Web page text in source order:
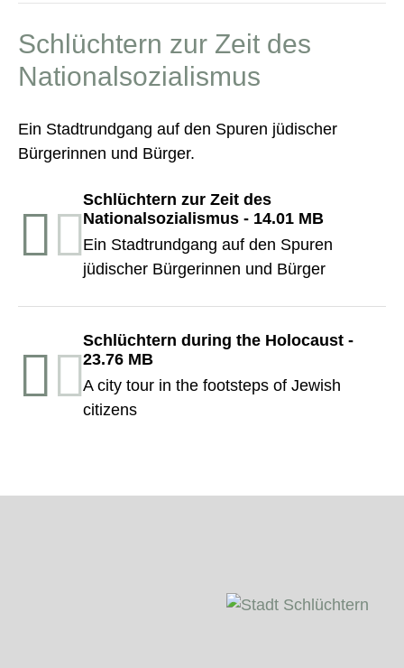
Schlüchtern zur Zeit des
Nationalsozialismus
Ein Stadtrundgang auf den Spuren jüdischer
Bürgerinnen und Bürger.
Schlüchtern zur Zeit des
Nationalsozialismus - 14.01 MB
Ein Stadtrundgang auf den Spuren
jüdischer Bürgerinnen und Bürger
Schlüchtern during the Holocaust -
23.76 MB
A city tour in the footsteps of Jewish
citizens